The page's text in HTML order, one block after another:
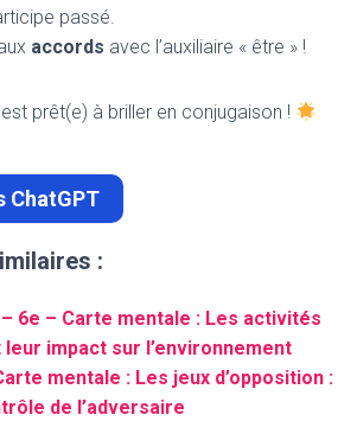
passé.
accords avec l’auxiliaire « être » !
prêt(e) à briller en conjugaison !
ChatGPT
:
6e – Carte mentale : Les activités
leur impact sur l’environnement
mentale : Les jeux d’opposition :
de l’adversaire